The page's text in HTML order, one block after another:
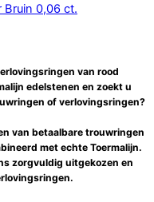
Bruin 0,06 ct.
van rood
edelstenen en zoekt u
of verlovingsringen?
van betaalbare trouwringen
met echte Toermalijn.
zorgvuldig uitgekozen en
.